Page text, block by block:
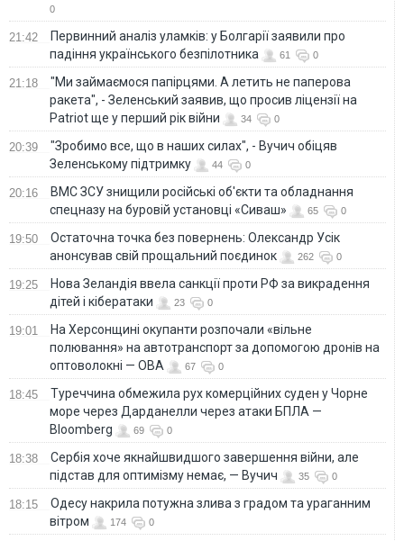
0
21:42
Первинний аналіз уламків: у Болгарії заявили про
падіння українського безпілотника
61 0
21:18
"Ми займаємося папірцями. А летить не паперова
ракета", - Зеленський заявив, що просив ліцензії на
Patriot ще у перший рік війни
34 0
20:39
"Зробимо все, що в наших силах", - Вучич обіцяв
Зеленському підтримку
44 0
20:16
ВМС ЗСУ знищили російські об'єкти та обладнання
спецназу на буровій установці «Сиваш»
65 0
19:50
Остаточна точка без повернень: Олександр Усік
анонсував свій прощальний поєдинок
262 0
19:25
Нова Зеландія ввела санкції проти РФ за викрадення
дітей і кібератаки
23 0
19:01
На Херсонщині окупанти розпочали «вільне
полювання» на автотранспорт за допомогою дронів на
оптоволокні — ОВА
67 0
18:45
Туреччина обмежила рух комерційних суден у Чорне
море через Дарданелли через атаки БПЛА —
Bloomberg
69 0
18:38
Сербія хоче якнайшвидшого завершення війни, але
підстав для оптимізму немає, — Вучич
35 0
18:15
Одесу накрила потужна злива з градом та ураганним
вітром
174 0